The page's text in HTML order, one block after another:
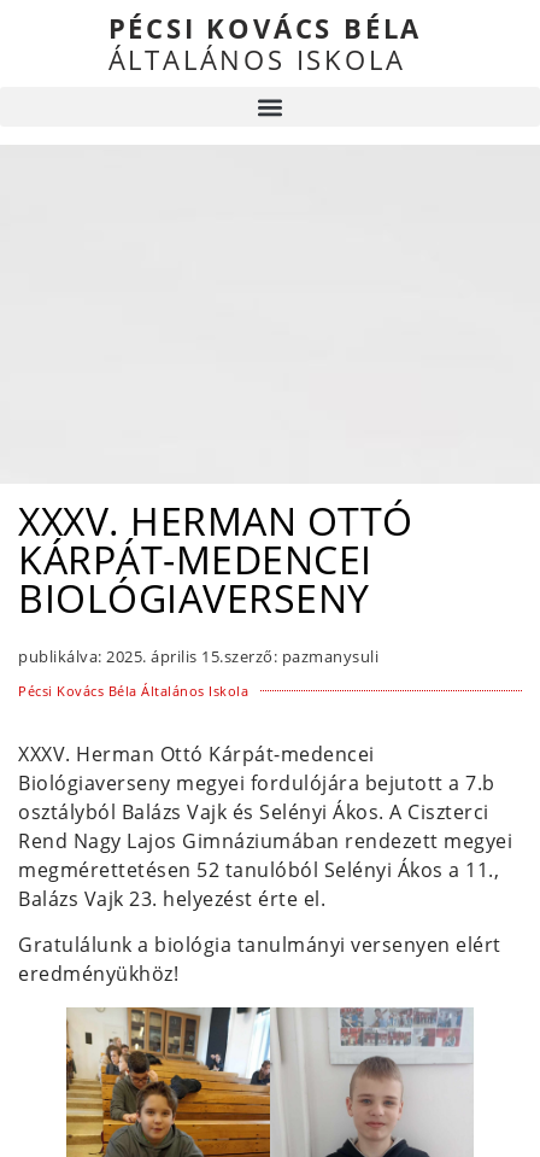
PÉCSI KOVÁCS BÉLA
ÁLTALÁNOS ISKOLA
XXXV. HERMAN OTTÓ
KÁRPÁT-MEDENCEI
BIOLÓGIAVERSENY
publikálva: 2025. április 15.szerző: pazmanysuli
Pécsi Kovács Béla Általános Iskola
XXXV. Herman Ottó Kárpát-medencei
Biológiaverseny megyei fordulójára bejutott a 7.b
osztályból Balázs Vajk és Selényi Ákos. A Ciszterci
Rend Nagy Lajos Gimnáziumában rendezett megyei
megmérettetésen 52 tanulóból Selényi Ákos a 11.,
Balázs Vajk 23. helyezést érte el.
Gratulálunk a biológia tanulmányi versenyen elért
eredményükhöz!